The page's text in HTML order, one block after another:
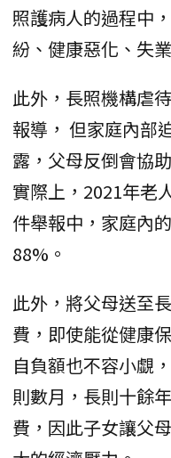
照護病人的過程中
紛、健康惡化、失
此外，長照機構虐
報導， 但家庭內部
露，父母反倒會協
實際上，2021年老
件舉報中，家庭內
88%。
此外，將父母送至
費，即使能從健康
自負額也不容小覷
則數月，長則十餘
費，因此子女讓父